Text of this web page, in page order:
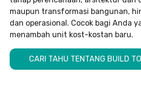
maupun transformasi bangunan,
dan operasional. Cocok bagi Anda
menambah unit kost-kostan baru.
CARI TAHU TENTANG BUILD